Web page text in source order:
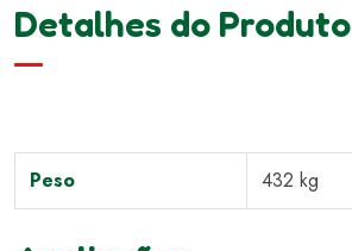
Detalhes do Produto
Peso 432 kg